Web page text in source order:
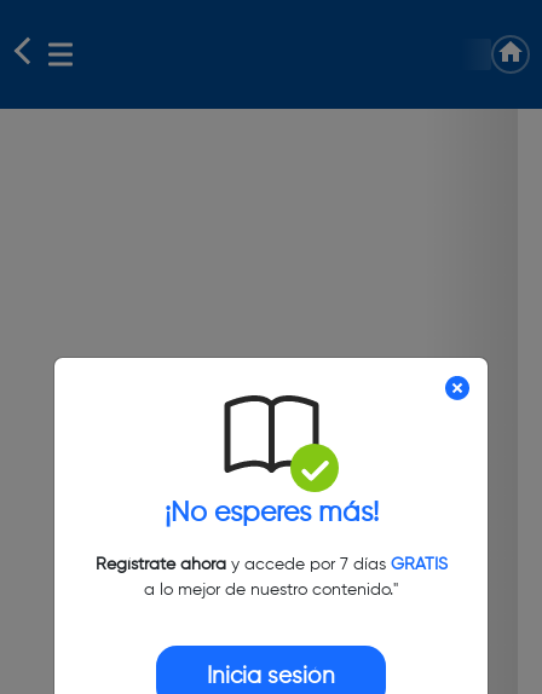
¡No esperes más!
Regístrate ahoray accede por 7 días GRATIS
a lo mejor de nuestro contenido."
Inicia sesión